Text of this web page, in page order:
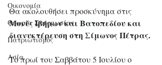
Οικονομία
Θεωρία Συνομωσίας
Πατριωτισμός
Ασία
Θα ακολουθήσει προσκύνημα στις
Μονές Ιβήρων και Βατοπεδίου και
διανυκτέρευση στη Σίμωνος Πέτρας.
Το πρωί του Σαββάτου 5 Ιουλίου ο